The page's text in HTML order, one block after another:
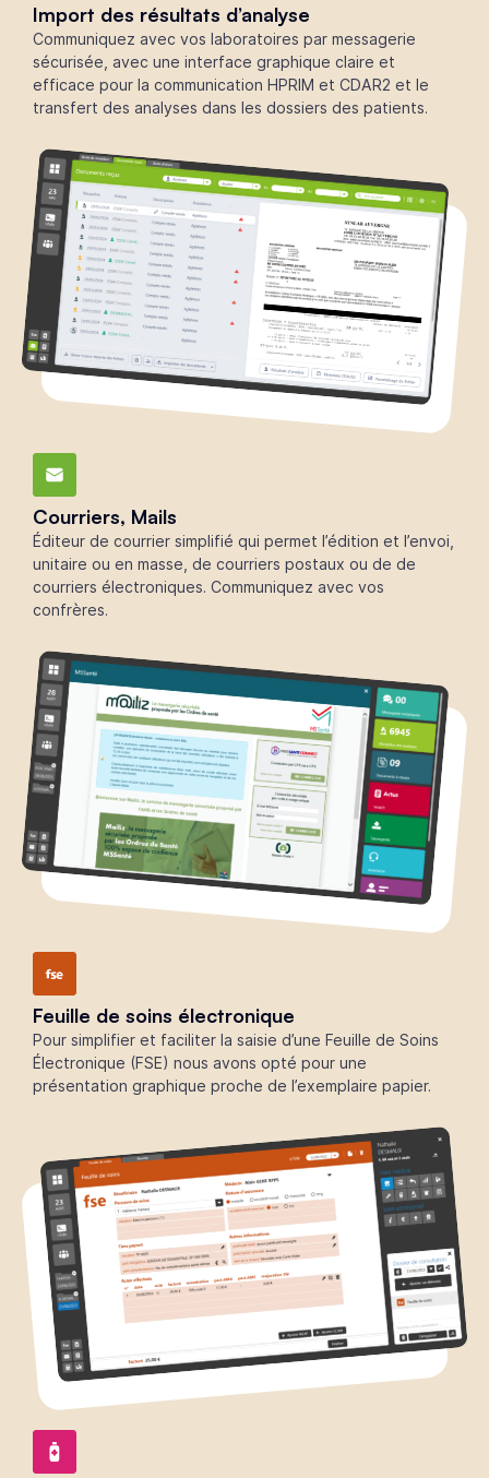
Import des résultats d’analyse
Communiquez avec vos laboratoires par messagerie
sécurisée, avec une interface graphique claire et
efficace pour la communication HPRIM et CDAR2 et le
transfert des analyses dans les dossiers des patients.
Courriers, Mails
Éditeur de courrier simplifié qui permet l’édition et l’envoi,
unitaire ou en masse, de courriers postaux ou de de
courriers électroniques. Communiquez avec vos
confrères.
Feuille de soins électronique
Pour simplifier et faciliter la saisie d’une Feuille de Soins
Électronique (FSE) nous avons opté pour une
présentation graphique proche de l’exemplaire papier.